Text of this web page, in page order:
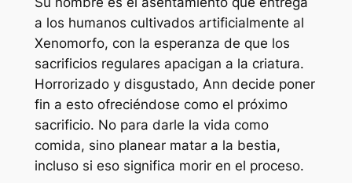
a los humanos cultivados artificialmente al
Xenomorfo, con la esperanza de que los
sacrificios regulares apacigan a la criatura.
Horrorizado y disgustado, Ann decide poner
fin a esto ofreciéndose como el próximo
sacrificio. No para darle la vida como
comida, sino planear matar a la bestia,
incluso si eso significa morir en el proceso.